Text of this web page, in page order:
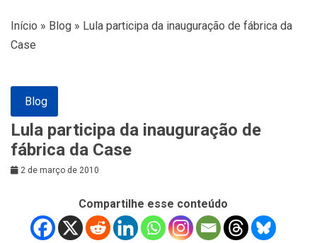
Início » Blog » Lula participa da inauguração de fábrica da
Case
Blog
Lula participa da inauguração de
fábrica da Case
2 de março de 2010
Compartilhe esse conteúdo